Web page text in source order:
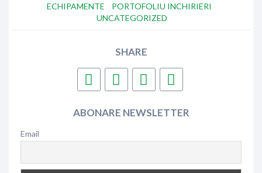
ECHIPAMENTE
PORTOFOLIU INCHIRIERI
UNCATEGORIZED
SHARE
ABONARE NEWSLETTER
Email